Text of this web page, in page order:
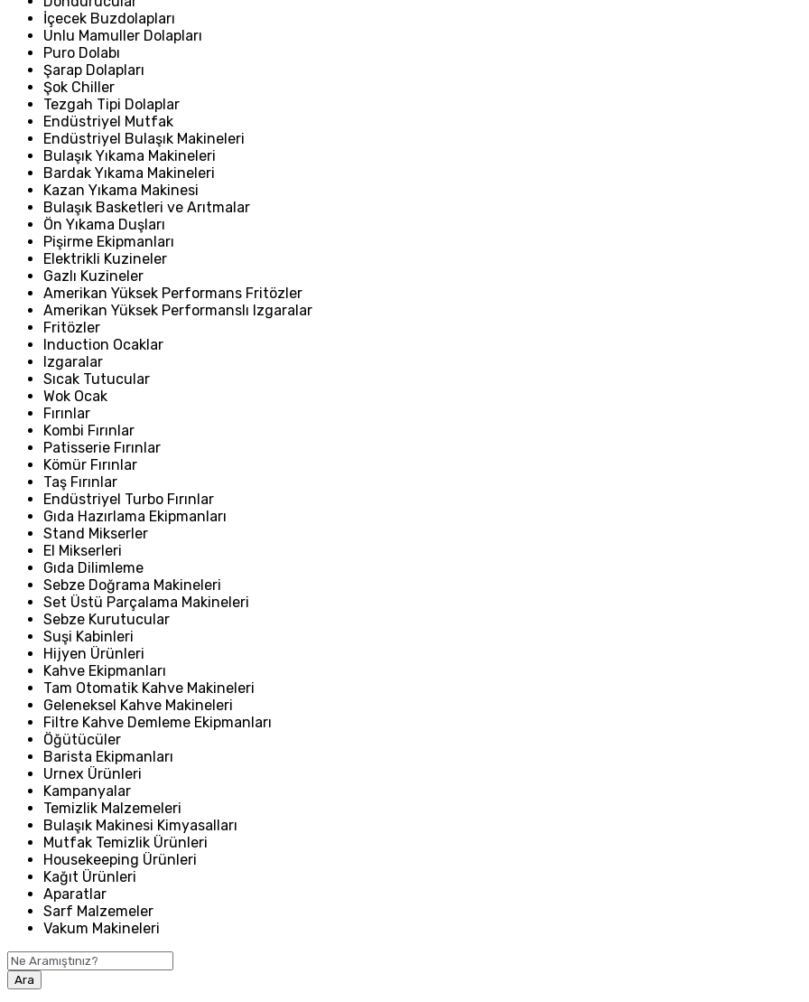
İçecek Buzdolapları
Unlu Mamuller Dolapları
Puro Dolabı
Şarap Dolapları
Şok Chiller
Tezgah Tipi Dolaplar
Endüstriyel Mutfak
Endüstriyel Bulaşık Makineleri
Bulaşık Yıkama Makineleri
Bardak Yıkama Makineleri
Kazan Yıkama Makinesi
Bulaşık Basketleri ve Arıtmalar
Ön Yıkama Duşları
Pişirme Ekipmanları
Elektrikli Kuzineler
Gazlı Kuzineler
Amerikan Yüksek Performans Fritözler
Amerikan Yüksek Performanslı Izgaralar
Fritözler
Induction Ocaklar
Izgaralar
Sıcak Tutucular
Wok Ocak
Fırınlar
Kombi Fırınlar
Patisserie Fırınlar
Kömür Fırınlar
Taş Fırınlar
Endüstriyel Turbo Fırınlar
Gıda Hazırlama Ekipmanları
Stand Mikserler
El Mikserleri
Gıda Dilimleme
Sebze Doğrama Makineleri
Set Üstü Parçalama Makineleri
Sebze Kurutucular
Suşi Kabinleri
Hijyen Ürünleri
Kahve Ekipmanları
Tam Otomatik Kahve Makineleri
Geleneksel Kahve Makineleri
Filtre Kahve Demleme Ekipmanları
Öğütücüler
Barista Ekipmanları
Urnex Ürünleri
Kampanyalar
Temizlik Malzemeleri
Bulaşık Makinesi Kimyasalları
Mutfak Temizlik Ürünleri
Housekeeping Ürünleri
Kağıt Ürünleri
Aparatlar
Sarf Malzemeler
Vakum Makineleri
Ara